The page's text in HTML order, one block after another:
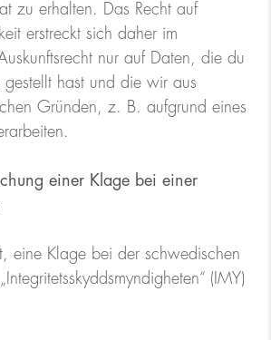
zu erhalten. Das Recht auf
erstreckt sich daher im
nur auf Daten, die du
gestellt hast und die wir aus
Gründen, z. B. aufgrund eines
einer Klage bei einer
eine Klage bei der schwedischen
(IMY)